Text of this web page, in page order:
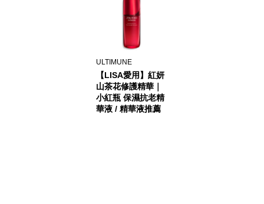
ULTIMUNE
【LISA愛用】紅妍
山茶花修護精華｜
小紅瓶 保濕抗老精
華液 / 精華液推薦